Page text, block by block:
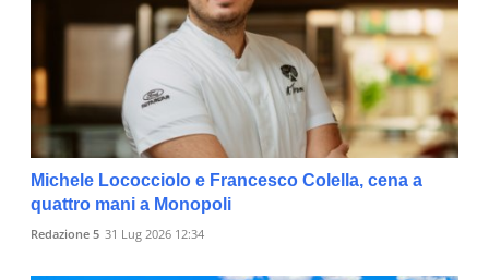
Michele Lococciolo e Francesco Colella, cena a
quattro mani a Monopoli
Redazione 5 31 Lug 2026 12:34